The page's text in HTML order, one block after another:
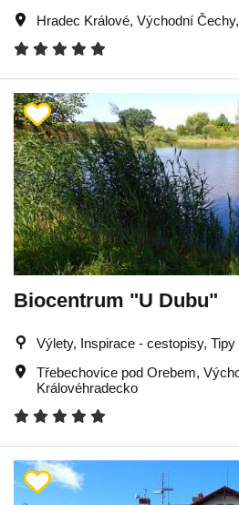
Hradec Králové, Východní Čechy,
Biocentrum "U Dubu"
Výlety, Inspirace - cestopisy, Tipy
Třebechovice pod Orebem,
Královéhradecko